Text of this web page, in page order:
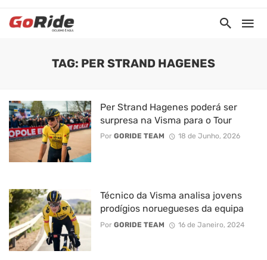
TAG: PER STRAND HAGENES
Per Strand Hagenes poderá ser
surpresa na Visma para o Tour
Por GORIDE TEAM 18 de Junho, 2026
Técnico da Visma analisa jovens
prodígios noruegueses da equipa
Por GORIDE TEAM 16 de Janeiro, 2024